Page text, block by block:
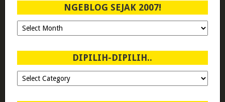
NGEBLOG SEJAK 2007!
Ngeblog
Sejak
DIPILIH-DIPILIH..
Dipilih-
dipilih..